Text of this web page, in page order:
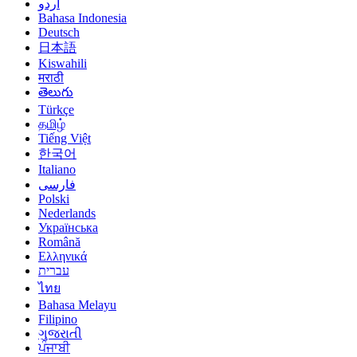
اردو
Bahasa Indonesia
Deutsch
日本語
Kiswahili
मराठी
తెలుగు
Türkçe
தமிழ்
Tiếng Việt
한국어
Italiano
فارسی
Polski
Nederlands
Українська
Română
Ελληνικά
עברית
ไทย
Bahasa Melayu
Filipino
ગુજરાતી
ਪੰਜਾਬੀ